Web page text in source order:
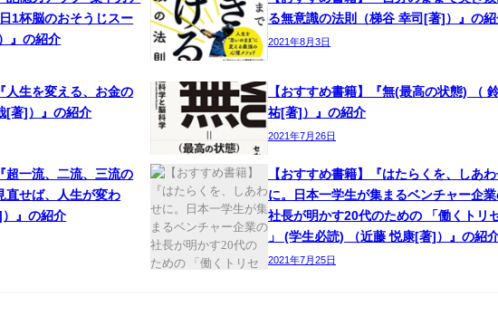
1杯脳のおそうじスー
』の紹介
る無意識の法則（梯谷 幸司[著]）』の
2021年8月3日
人生を変える、お金の
[著]）』の紹介
【おすすめ書籍】『無(最高の状態) （
祐[著]）』の紹介
2021年7月26日
超一流、二流、三流の
せば、人生が変わ
』の紹介
【おすすめ書籍】『はたらくを、しあ
に。日本一学生が集まるベンチャー企
社長が明かす20代のための 「働くトリ
」 (学生必読) （近藤 悦康[著]）』の紹
2021年7月25日